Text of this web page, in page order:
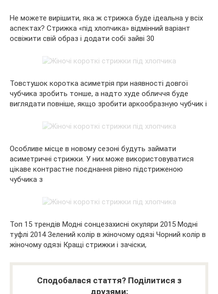
Не можете вирішити, яка ж стрижка буде ідеальна у всіх
аспектах? Стрижка «під хлопчика» відмінний варіант
освіжити свій образ і додати собі зайві 30
Товстушок коротка асиметрія при наявності довгої
чубчика зробить тонше, а надто худе обличчя буде
виглядати повніше, якщо зробити аркообразную чубчик і
Особливе місце в новому сезоні будуть займати
асиметричні стрижки. У них може використовуватися
цікаве контрастне поєднання рівно підстриженою
чубчика з
Топ 15 трендів Модні сонцезахисні окуляри 2015 Модні
туфлі 2014 Зелений колір в жіночому одязі Чорний колір в
жіночому одязі Кращі стрижки і зачіски,
Сподобалася стаття? Поділитися з
друзями: